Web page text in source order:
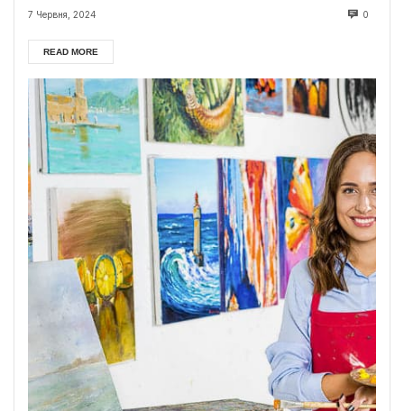
7 Червня, 2024 0
READ MORE